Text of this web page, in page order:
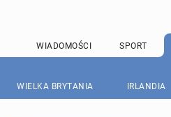
WIADOMOŚCI SPORT
WIELKA BRYTANIA IRLANDIA